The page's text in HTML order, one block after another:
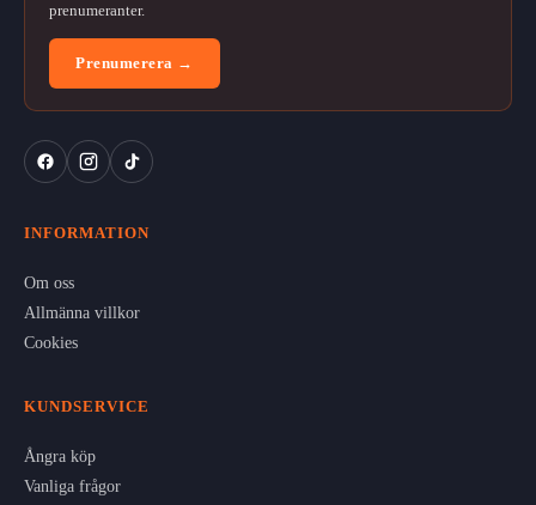
prenumeranter.
Prenumerera →
INFORMATION
Om oss
Allmänna villkor
Cookies
KUNDSERVICE
Ångra köp
Vanliga frågor